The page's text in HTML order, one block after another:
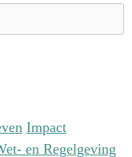
in Oekraïne.
Impact
en Regelgeving